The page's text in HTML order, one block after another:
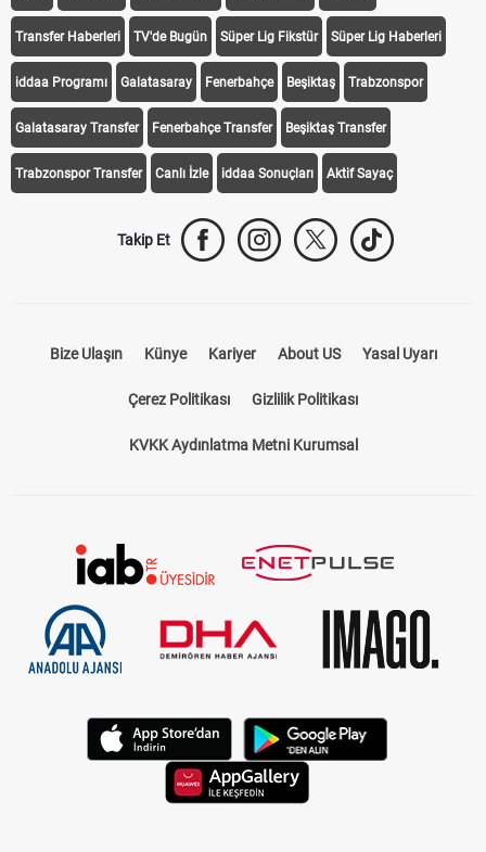
Transfer Haberleri TV'de Bugün Süper Lig Fikstür Süper Lig Haberleri
iddaa Programı Galatasaray Fenerbahçe Beşiktaş Trabzonspor
Galatasaray Transfer Fenerbahçe Transfer Beşiktaş Transfer
Trabzonspor Transfer Canlı İzle iddaa Sonuçları Aktif Sayaç
Takip Et
Bize Ulaşın Künye Kariyer About US Yasal Uyarı
Çerez Politikası Gizlilik Politikası
KVKK Aydınlatma Metni Kurumsal